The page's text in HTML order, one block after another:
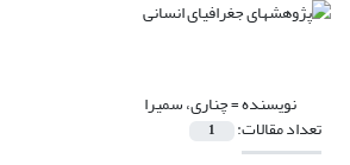
نویسنده =چناری، سمیرا
تعداد مقالات: 1